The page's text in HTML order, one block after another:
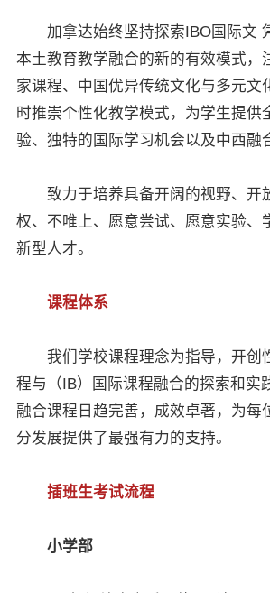
加拿达始终坚持探索IBO国际文
本土教育教学融合的新的有效模式，
家课程、中国优异传统文化与多元文
时推崇个性化教学模式，为学生提供
验、独特的国际学习机会以及中西融
致力于培养具备开阔的视野、开
权、不唯上、愿意尝试、愿意实验、
新型人才。
课程体系
我们学校课程理念为指导，开创
程与（IB）国际课程融合的探索和实
融合课程日趋完善，成效卓著，为每
分发展提供了最强有力的支持。
插班生考试流程
小学部